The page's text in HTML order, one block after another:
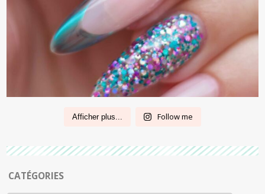
Afficher plus... Follow me
CATÉGORIES